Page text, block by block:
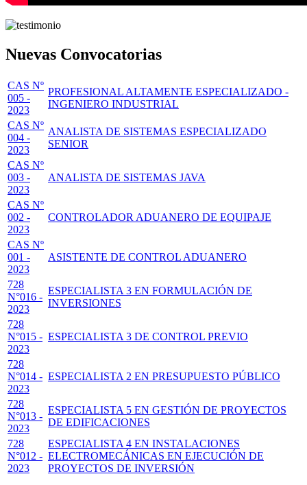
Nuevas Convocatorias
CAS Nº
005 -
2023
PROFESIONAL ALTAMENTE ESPECIALIZADO -
INGENIERO INDUSTRIAL
CAS Nº
004 -
2023
ANALISTA DE SISTEMAS ESPECIALIZADO
SENIOR
CAS Nº
003 -
2023
ANALISTA DE SISTEMAS JAVA
CAS Nº
002 -
2023
CONTROLADOR ADUANERO DE EQUIPAJE
CAS Nº
001 -
2023
ASISTENTE DE CONTROL ADUANERO
728
N°016 -
2023
ESPECIALISTA 3 EN FORMULACIÓN DE
INVERSIONES
728
N°015 -
2023
ESPECIALISTA 3 DE CONTROL PREVIO
728
N°014 -
2023
ESPECIALISTA 2 EN PRESUPUESTO PÚBLICO
728
N°013 -
2023
ESPECIALISTA 5 EN GESTIÓN DE PROYECTOS
DE EDIFICACIONES
728
N°012 -
2023
ESPECIALISTA 4 EN INSTALACIONES
ELECTROMECÁNICAS EN EJECUCIÓN DE
PROYECTOS DE INVERSIÓN